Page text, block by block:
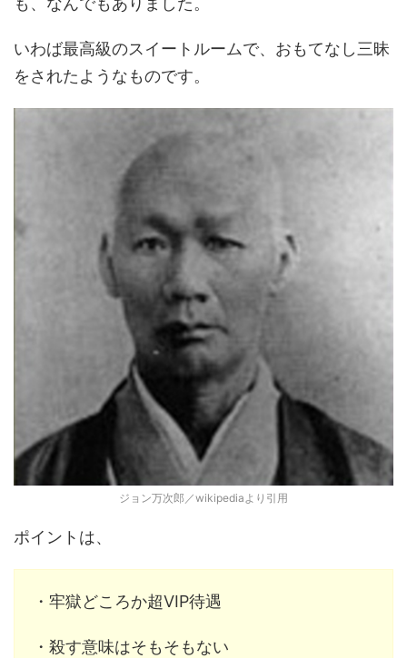
いわば最高級のスイートルームで、おもてなし三昧
をされたようなものです。
ジョン万次郎／wikipediaより引用
ポイントは、
・牢獄どころか超VIP待遇
・殺す意味はそもそもない